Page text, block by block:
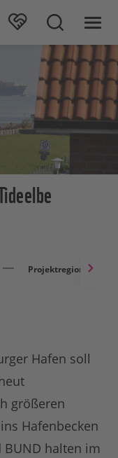
Projektregionen
Hafen soll
größeren
Hafenbecken
BUND halten im